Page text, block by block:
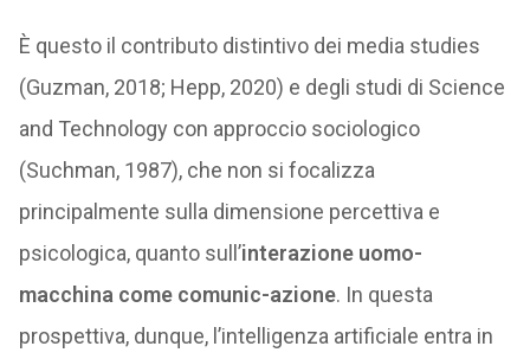
È questo il contributo distintivo dei media studies
(Guzman, 2018; Hepp, 2020) e degli studi di Science
and Technology con approccio sociologico
(Suchman, 1987), che non si focalizza
principalmente sulla dimensione percettiva e
psicologica, quanto sull’interazione uomo-
macchina come comunic-azione. In questa
prospettiva, dunque, l’intelligenza artificiale entra in